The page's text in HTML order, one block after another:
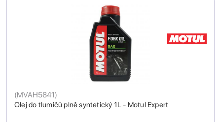
Olej do tlumičů plně syntetický 1L - Motul Expert
(MVAH5841)